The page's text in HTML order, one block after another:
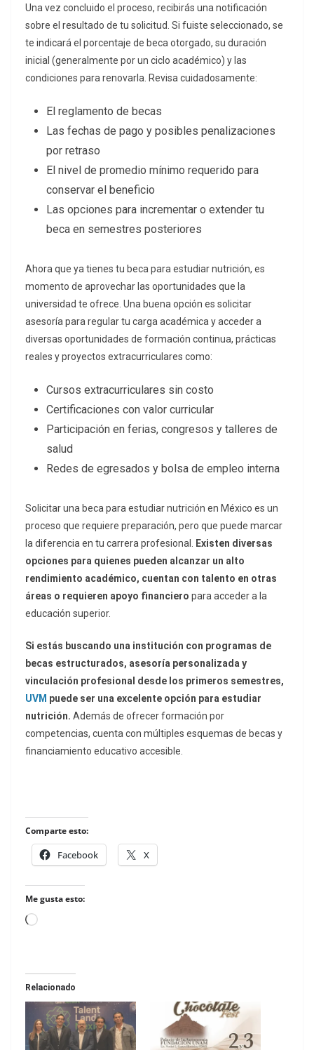
Una vez concluido el proceso, recibirás una notificación
sobre el resultado de tu solicitud. Si fuiste seleccionado, se
te indicará el porcentaje de beca otorgado, su duración
inicial (generalmente por un ciclo académico) y las
condiciones para renovarla. Revisa cuidadosamente:
El reglamento de becas
Las fechas de pago y posibles penalizaciones
por retraso
El nivel de promedio mínimo requerido para
conservar el beneficio
Las opciones para incrementar o extender tu
beca en semestres posteriores
Ahora que ya tienes tu beca para estudiar nutrición, es
momento de aprovechar las oportunidades que la
universidad te ofrece. Una buena opción es solicitar
asesoría para regular tu carga académica y acceder a
diversas oportunidades de formación continua, prácticas
reales y proyectos extracurriculares como:
Cursos extracurriculares sin costo
Certificaciones con valor curricular
Participación en ferias, congresos y talleres de
salud
Redes de egresados y bolsa de empleo interna
Solicitar una beca para estudiar nutrición en México es un
proceso que requiere preparación, pero que puede marcar
la diferencia en tu carrera profesional.
Existen diversas
opciones para quienes pueden alcanzar un alto
rendimiento académico, cuentan con talento en otras
áreas o requieren apoyo financiero para acceder a la
educación superior.
Si estás buscando una institución con programas de
becas estructurados, asesoría personalizada y
vinculación profesional desde los primeros semestres,
UVM puede ser una excelente opción para estudiar
nutrición. Además de ofrecer formación por
competencias, cuenta con múltiples esquemas de becas y
financiamiento educativo accesible.
Comparte esto:
Facebook X
Me gusta esto:
Loading…
Relacionado